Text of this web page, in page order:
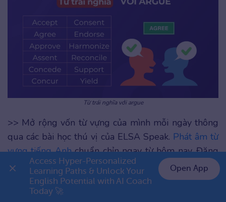
Từ trái nghĩa với argue
>> Mở rộng vốn từ vựng của mình mỗi ngày thông
qua các bài học thú vị của ELSA Speak. Phát âm từ
vựng tiếng Anhchuẩn chỉn ngay từ hôm nay. Đăng
ký ngay!
Học phát âm từ vựng đa chủ đề
👉 Premium 1 năm chỉ 999K
Access Hyper-Personalized
Learning Paths & Unlock Your
English Potential with AI Coach
Today 🚀
Open App